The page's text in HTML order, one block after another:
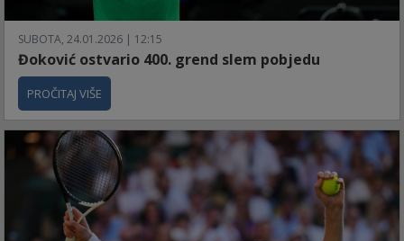
SUBOTA, 24.01.2026 | 12:15
Đoković ostvario 400. grend slem pobjedu
PROČITAJ VIŠE